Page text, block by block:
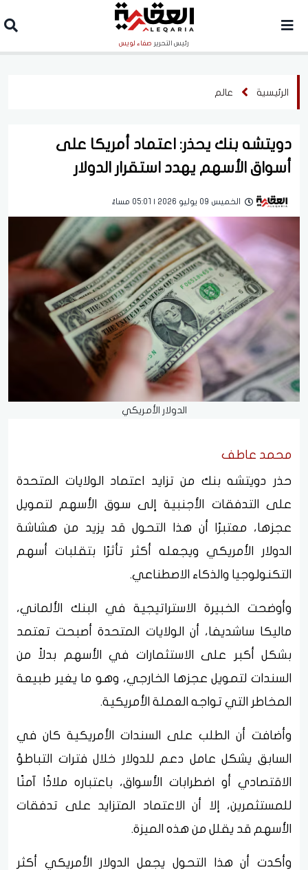
رئيس التحرير صفاء لويس
الرئيسية عالم
دويتشه بنك يحذر: اعتماد أمريكا على
أسواق الأسهم يهدد استقرار الدولار
الخميس 09 يوليو 2026 | 05:01 مساءً
الدولار الأمريكي
محمد عاطف
حذر دويتشه بنك من تزايد اعتماد الولايات المتحدة
على التدفقات الأجنبية إلى سوق الأسهم لتمويل
عجزها، معتبرًا أن هذا التحول قد يزيد من هشاشة
الدولار الأمريكي ويجعله أكثر تأثرًا بتقلبات أسهم
التكنولوجيا والذكاء الاصطناعي.
وأوضحت الخبيرة الاستراتيجية في البنك الألماني،
ماليكا ساشديفا، أن الولايات المتحدة أصبحت تعتمد
بشكل أكبر على الاستثمارات في الأسهم بدلاً من
السندات لتمويل عجزها الخارجي، وهو ما يغير طبيعة
المخاطر التي تواجه العملة الأمريكية.
وأضافت أن الطلب على السندات الأمريكية كان في
السابق يشكل عامل دعم للدولار خلال فترات التباطؤ
الاقتصادي أو اضطرابات الأسواق، باعتباره ملاذًا آمنًا
للمستثمرين، إلا أن الاعتماد المتزايد على تدفقات
الأسهم قد يقلل من هذه الميزة.
وأكدت أن هذا التحول يجعل الدولار الأمريكي أكثر